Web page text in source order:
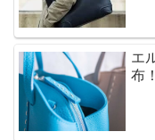
エ
布